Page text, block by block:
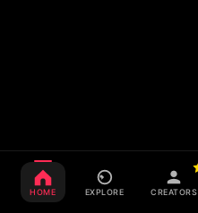
HOME EXPLORE CREATORS